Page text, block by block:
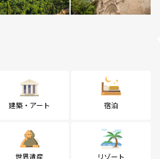
建築・アート 宿泊
世界遺産 リゾート